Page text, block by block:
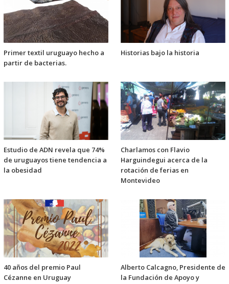
Primer textil uruguayo hecho a
partir de bacterias.
Historias bajo la historia
Estudio de ADN revela que 74%
de uruguayos tiene tendencia a
la obesidad
Charlamos con Flavio
Harguindegui acerca de la
rotación de ferias en
Montevideo
40 años del premio Paul
Cézanne en Uruguay
Alberto Calcagno, Presidente de
la Fundación de Apoyo y